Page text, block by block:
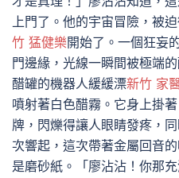
上門了。他的宇宙冒險，被
竹 猛健樂開始了。一個狂妄
門邊緣，光線一瞬間被極端
醋罐的機器人緩緩漂新竹 家
噴射著白色醋霧。它身上掛
牌，閃爍得讓人眼睛發疼，
次響起，這次帶著金屬回音
是磨砂紙。「廖沾沾！你那